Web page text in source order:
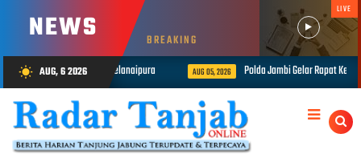
NEWS BREAKING
LIVE
wb_sunny AUG, 6 2026
di Telanaipura AUG 05, 2026 Polda Jambi Gelar Rapat Kerja Teknis